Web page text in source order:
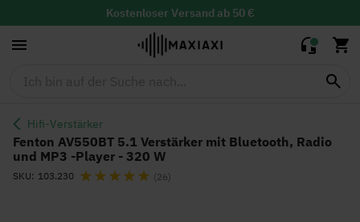
Kostenloser Versand ab 50 €
30 Tage Widerrufsrecht mit
Tiefstpreisgarantie
Hifi-Verstärker
Bluetooth,
Radio und MP3
-Player - 320
129,95 €
Fenton AV550BT 5.1 Verstärker mit Bluetooth, Radio
und MP3 -Player - 320 W
SKU 103.230 Bewertung: (26)